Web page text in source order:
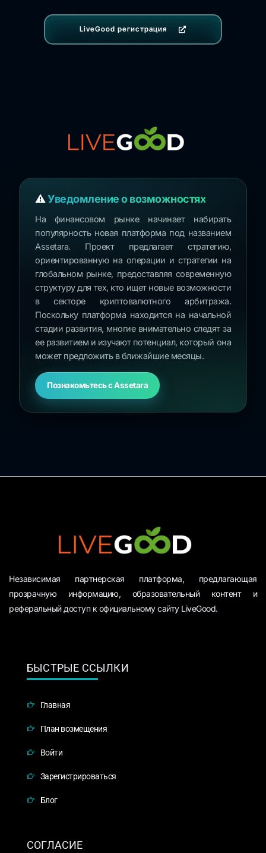
LiveGood регистрация
⚠️Уведомление о возможностях
На финансовом рынке начинает набирать
популярность новая платформа под названием
Assetara. Проект предлагает стратегию,
ориентированную на операции и стратегии на
глобальном рынке, предоставляя современную
структуру для тех, кто ищет новые возможности
в секторе криптовалютного арбитража.
Поскольку платформа находится на начальной
стадии развития, многие внимательно следят за
ее развитием и изучают потенциал, который она
может предложить в ближайшие месяцы.
Познакомьтесь с Assetara
Независимая партнерская платформа, предлагающая
прозрачную информацию, образовательный контент и
реферальный доступ к официальному сайту LiveGood.
БЫСТРЫЕ ССЫЛКИ
Главная
План возмещения
Войти
Зарегистрироваться
Блог
СОГЛАСИЕ